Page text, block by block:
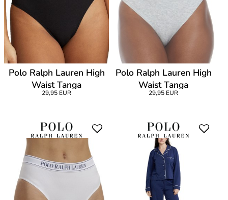
Polo Ralph Lauren High
Waist Tanga
29,95 EUR
Polo Ralph Lauren High
Waist Tanga
29,95 EUR